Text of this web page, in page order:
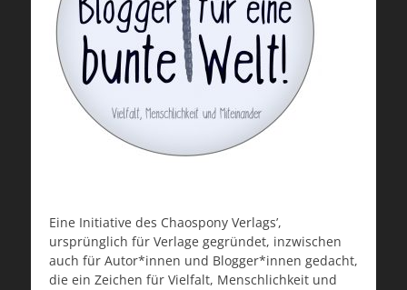
Eine Initiative des Chaospony Verlags’,
ursprünglich für Verlage gegründet, inzwischen
auch für Autor*innen und Blogger*innen gedacht,
die ein Zeichen für Vielfalt, Menschlichkeit und